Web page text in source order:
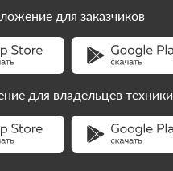
для заказчиков
для владельцев техники